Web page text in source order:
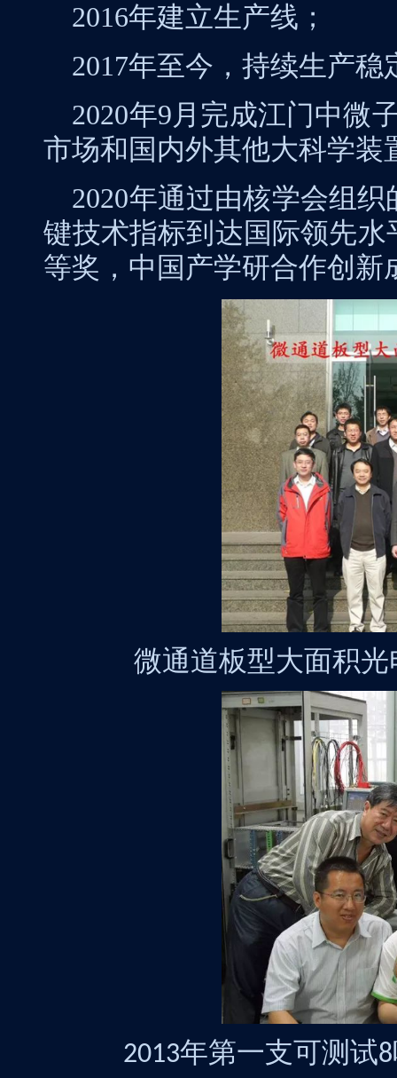
2016年建立生产线；
2017年至今，持续生产稳
2020年9 月完成江门中微
市场和国内外其他大科学装
2020年通过由核学会组
键技术指标到达国际领先
等奖，中国产学研合作创新
微通道板型大面积
2013年第一支可测试8